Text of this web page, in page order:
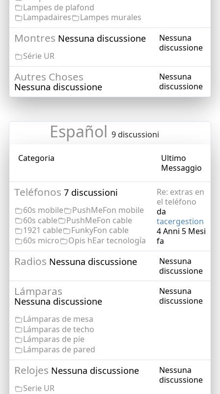
Lampes de plafond
Lampadaires
Lampes murales
Montres Nessuna discussione
Série UR
Nessuna
discussione
Autres Choses
Nessuna discussione
Nessuna
discussione
Español 9 discussioni
Categoria
Ultimo
Messaggio
Teléfonos 7 discussioni
60s mobile
PushMeFon mobile
60s cable
PushMeFon cable
1921 cable
FunkyFon cable
60s micro
Opis hEar tecnología
Re: extras en
el teléfono
da
tacergestion
4 Anni 5 Mesi
fa
Radios Nessuna discussione
Nessuna
discussione
Lámparas
Nessuna discussione
Lámparas de mesa
Lámparas de techo
Lámparas de pie
Lámparas de pared
Nessuna
discussione
Relojes Nessuna discussione
Serie UR
Nessuna
discussione